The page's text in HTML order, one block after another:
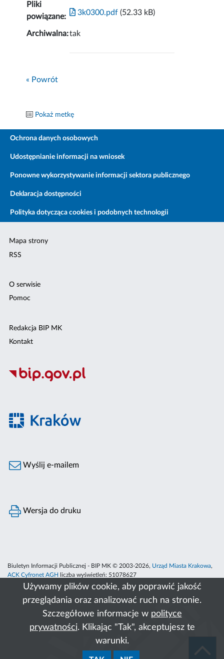
Używamy plików cookie, aby poprawić jakość
przeglądania oraz analizować ruch na stronie.
Szczegółowe informacje w polityce
prywatności. Klikając "Tak", akceptujesz te
warunki.
Pliki
powiązane:
3k0300.pdf (52.33 kB)
Archiwalna:tak
« Powrót
Pokaż metkę
Ochrona danych osobowych
Udostępnianie informacji na wniosek
Ponowne wykorzystywanie informacji sektora publicznego
Deklaracja dostępności
Polityka dotycząca cookies i podobnych technologii
Mapa strony
RSS
O serwisie
Pomoc
Redakcja BIP MK
Kontakt
Wyślij e-mailem
Wersja do druku
Biuletyn Informacji Publicznej - BIP MK © 2003-2026, Urząd Miasta Krakowa,
ACK Cyfronet AGH
liczba wyświetleń: 51078627